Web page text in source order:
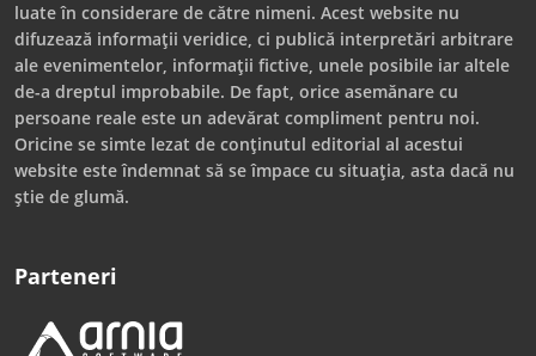
luate în considerare de către nimeni. Acest website nu
difuzează informații veridice, ci publică interpretări arbitrare
ale evenimentelor, informații fictive, unele posibile iar altele
de-a dreptul improbabile. De fapt, orice asemănare cu
persoane reale este un adevărat compliment pentru noi.
Oricine se simte lezat de conținutul editorial al acestui
website este îndemnat să se împace cu situația, asta dacă nu
știe de glumă.
Parteneri